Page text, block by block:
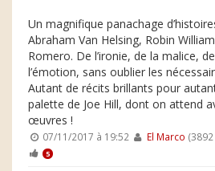
Un magnifique panachage
Abraham Van Helsing, Robin
Romero. De l’ironie, de la malice,
l’émotion, sans oublier les
Autant de récits brillants pour
palette de Joe Hill, dont on attend
œuvres !
07/11/2017 à 19:52 El Marco
5